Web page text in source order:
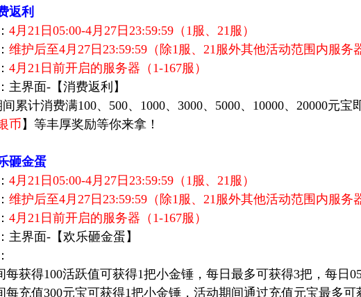
返利
4月21日05:00-4月27日23:59:59（1服、21服）
维护后至4月27日23:59:59 （除1服、21服外其他活动范围内服务
4月21日前开启的服务器（1-167服）
主界面-【消费返利】
累计消费满100、500、1000、3000、5000、10000、20000元
币 】等丰厚奖励等你来拿！
砸金蛋
4月21日05:00-4月27日23:59:59（1服、21服）
维护后至4月27日23:59:59 （除1服、21服外其他活动范围内服务
4月21日前开启的服务器（1-167服）
主界面-【欢乐砸金蛋】
每获得100活跃值可获得1把小金锤，每日最多可获得3把，每日
每充值300元宝可获得1把小金锤，活动期间通过充值元宝最多可